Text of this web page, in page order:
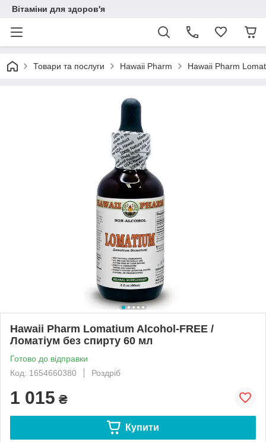
Вітаміни для здоров'я
Товари та послуги Hawaii Pharm Hawaii Pharm
Hawaii Pharm Lomatium Alcohol-FREE /
Ломатіум без спирту 60 мл
Готово до відправки
Код: 1654660380
Роздріб
1 015 ₴
Купити